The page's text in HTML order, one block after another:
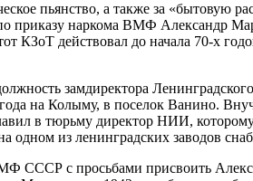
пьянство, а также за «бытовую
приказу наркома ВМФ Александр
КЗоТ действовал до начала 70-х
замдиректора Ленинградского
на Колыму, в поселок Ванино.
в тюрьму директор НИИ, которому
одном из ленинградских заводов
СССР с просьбами присвоить